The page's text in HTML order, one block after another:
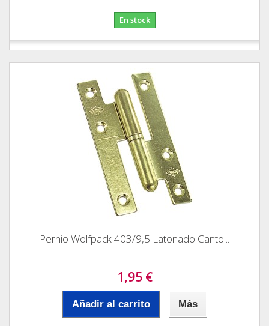
En stock
Pernio Wolfpack 403/9,5 Latonado Canto...
1,95 €
Añadir al carrito Más